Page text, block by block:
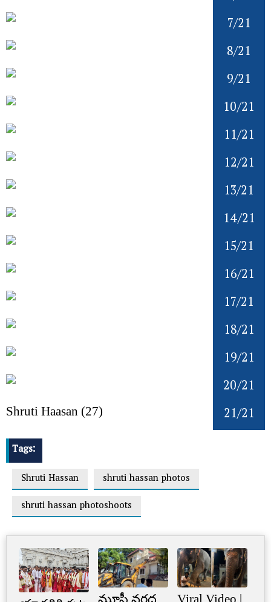
7/21
8/21
9/21
10/21
11/21
12/21
13/21
14/21
15/21
16/21
17/21
18/21
19/21
20/21
21/21
Shruti Haasan (27)
Tags:
Shruti Hassan
shruti hassan photos
shruti hassan photoshoots
మూసీ వరద Viral Video |